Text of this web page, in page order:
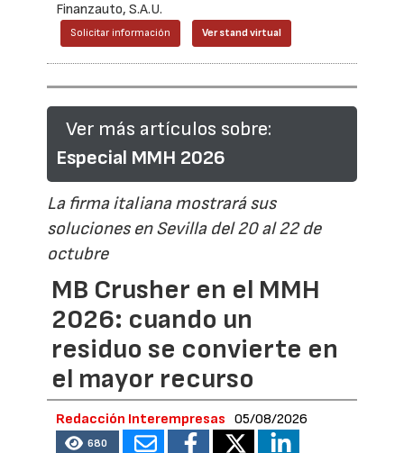
Finanzauto, S.A.U.
Solicitar información Ver stand virtual
Ver más artículos sobre:
Especial MMH 2026
La firma italiana mostrará sus
soluciones en Sevilla del 20 al 22 de
octubre
MB Crusher en el MMH
2026: cuando un
residuo se convierte en
el mayor recurso
Redacción Interempresas 05/08/2026
680